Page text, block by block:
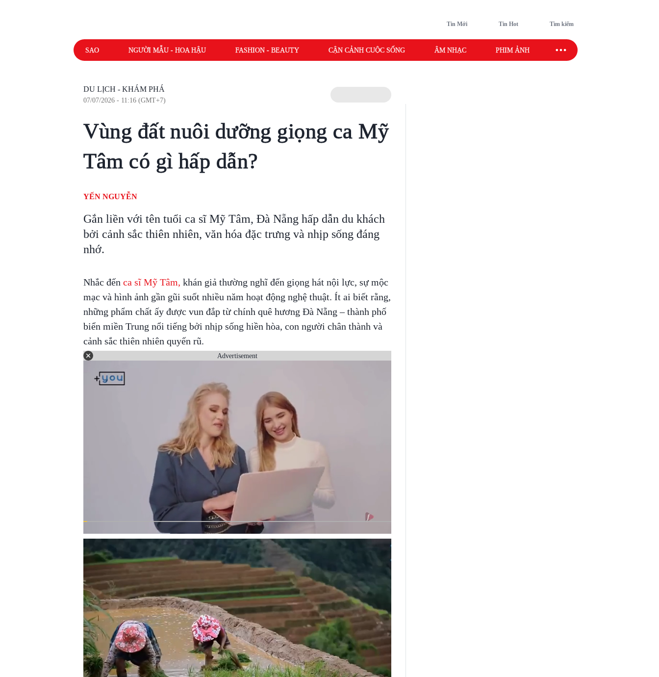
Tin Mới Tin Hot Tìm kiếm
SAO NGƯỜI MẪU - HOA HẬU FASHION - BEAUTY CẬN CẢNH CUỘC SỐNG ÂM NHẠC PHIM ẢNH SAO SPORT
DU LỊCH - KHÁM PHÁ
07/07/2026 - 11:16 (GMT+7)
Vùng đất nuôi dưỡng giọng ca Mỹ
Tâm có gì hấp dẫn?
YẾN NGUYỄN
Gắn liền với tên tuổi ca sĩ Mỹ Tâm, Đà Nẵng hấp dẫn du khách
bởi cảnh sắc thiên nhiên, văn hóa đặc trưng và nhịp sống đáng
nhớ.
Nhắc đến ca sĩ Mỹ Tâm, khán giả thường nghĩ đến giọng hát nội lực, sự mộc
mạc và hình ảnh gần gũi suốt nhiều năm hoạt động nghệ thuật. Ít ai biết rằng,
những phẩm chất ấy được vun đắp từ chính quê hương Đà Nẵng – thành phố
biển miền Trung nổi tiếng bởi nhịp sống hiền hòa, con người chân thành và
cảnh sắc thiên nhiên quyến rũ.
Advertisement